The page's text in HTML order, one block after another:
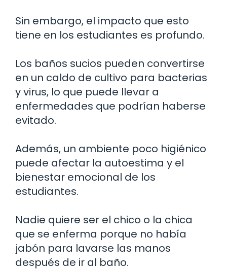
Sin embargo, el impacto que esto
tiene en los estudiantes es profundo.
Los baños sucios pueden convertirse
en un caldo de cultivo para bacterias
y virus, lo que puede llevar a
enfermedades que podrían haberse
evitado.
Además, un ambiente poco higiénico
puede afectar la autoestima y el
bienestar emocional de los
estudiantes.
Nadie quiere ser el chico o la chica
que se enferma porque no había
jabón para lavarse las manos
después de ir al baño.